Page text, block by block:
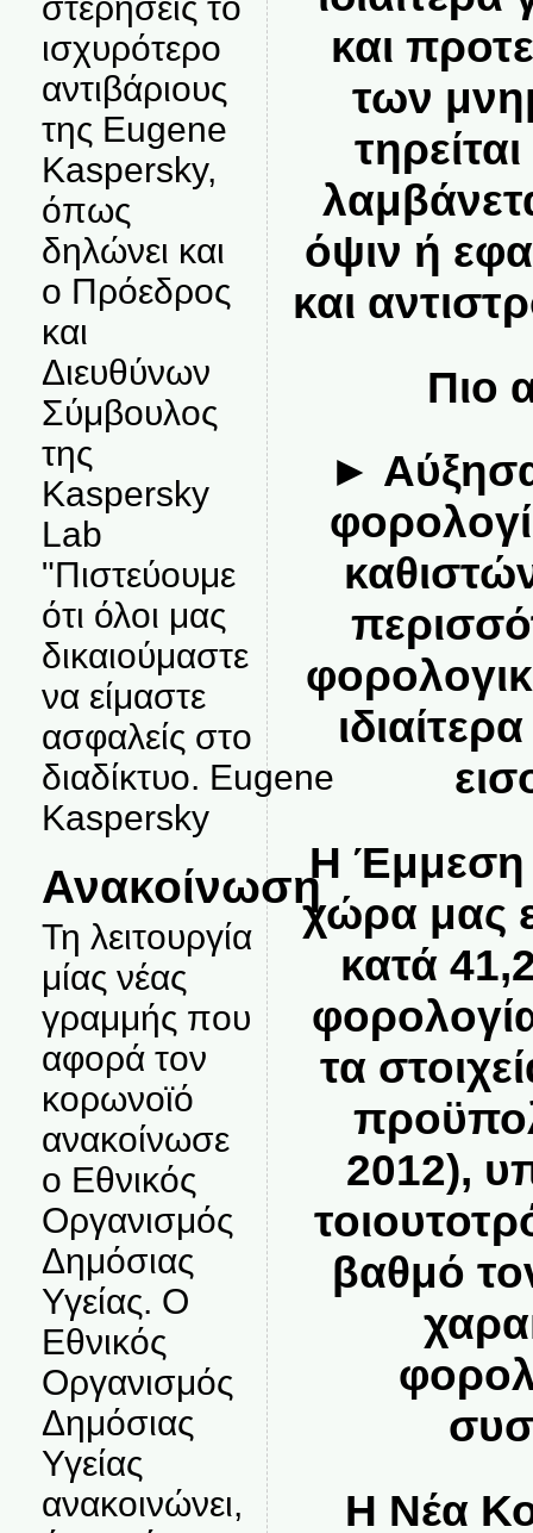
ισχυρότερο
αντιβάριους
της Eugene
Kaspersky,
όπως
δηλώνει και
ο Πρόεδρος
και
Διευθύνων
Σύμβουλος
της
Kaspersky
Lab
"Πιστεύουμε
ότι όλοι μας
δικαιούμαστε
να είμαστε
ασφαλείς στο
διαδίκτυο. Eugene
Kaspersky
Ανακοίνωση
Τη λειτουργία
μίας νέας
γραμμής που
αφορά τον
κορωνοϊό
ανακοίνωσε
ο Εθνικός
Οργανισμός
Δημόσιας
Υγείας. Ο
Εθνικός
Οργανισμός
Δημόσιας
Υγείας
ανακοινώνει,
και
των
όψιν ή
και
Πιο
►
Η Έμμεση
χώρα μας
κατά
τα
2012),
βαθμό
Η Νέα